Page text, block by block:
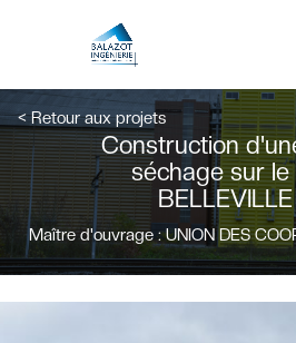
< Retour aux projets
Construction
séchage sur le
Maître d'ouvrage : UNION DES